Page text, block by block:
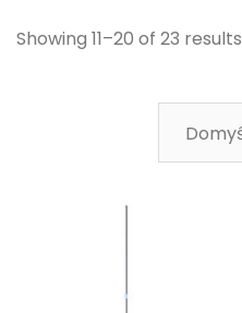
Showing 11–20 of 23 results